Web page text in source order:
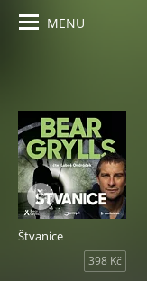
MENU
Štvanice
398 Kč